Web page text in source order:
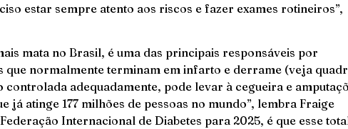
estar sempre atento aos riscos e fazer exames rotineiros”,
mata no Brasil, é uma das principais responsáveis por
que normalmente terminam em infarto e derrame (veja
controlada adequadamente, pode levar à cegueira e
já atinge 177 milhões de pessoas no mundo”, lembra Fraige
Internacional de Diabetes para 2025, é que esse